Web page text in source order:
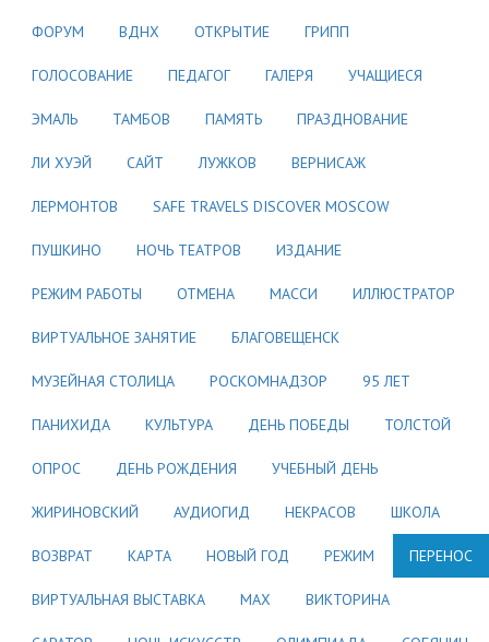
ФОРУМ ВДНХ ОТКРЫТИЕ ГРИПП
ГОЛОСОВАНИЕ ПЕДАГОГ ГАЛЕРЯ УЧАЩИЕСЯ
ЭМАЛЬ ТАМБОВ ПАМЯТЬ ПРАЗДНОВАНИЕ
ЛИ ХУЭЙ САЙТ ЛУЖКОВ ВЕРНИСАЖ
ЛЕРМОНТОВ SAFE TRAVELS DISCOVER MOSCOW
ПУШКИНО НОЧЬ ТЕАТРОВ ИЗДАНИЕ
РЕЖИМ РАБОТЫ ОТМЕНА МАССИ ИЛЛЮСТРАТОР
ВИРТУАЛЬНОЕ ЗАНЯТИЕ БЛАГОВЕЩЕНСК
МУЗЕЙНАЯ СТОЛИЦА РОСКОМНАДЗОР 95 ЛЕТ
ПАНИХИДА КУЛЬТУРА ДЕНЬ ПОБЕДЫ ТОЛСТОЙ
ОПРОС ДЕНЬ РОЖДЕНИЯ УЧЕБНЫЙ ДЕНЬ
ЖИРИНОВСКИЙ АУДИОГИД НЕКРАСОВ ШКОЛА
ВОЗВРАТ КАРТА НОВЫЙ ГОД РЕЖИМ ПЕРЕНОС
ВИРТУАЛЬНАЯ ВЫСТАВКА МАХ ВИКТОРИНА